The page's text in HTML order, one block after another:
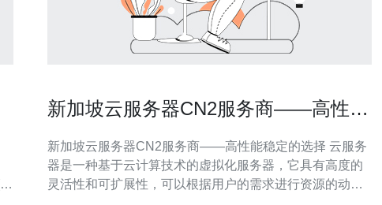
新加坡云服务器CN2服务商——高性能
新加坡云服务器CN2服务商——高性能稳定的选择 云服务
器是一种基于云计算技术的虚拟化服务器，它具有高度的
灵活性和可扩展性，可以根据用户的需求进行资源的动态